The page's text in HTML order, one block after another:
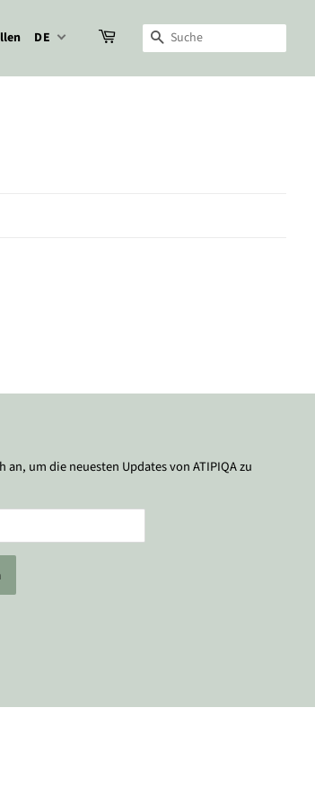
DE Suche
an, um die neuesten Updates von ATIPIQA zu